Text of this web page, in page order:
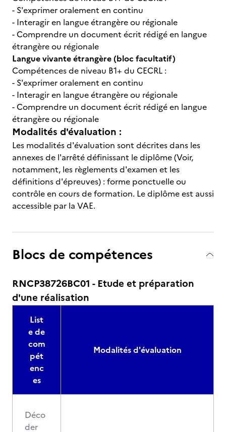
- S'exprimer oralement en continu
- Interagir en langue étrangère ou régionale
- Comprendre un document écrit rédigé en langue
étrangère ou régionale
Langue vivante étrangère (bloc facultatif)
Compétences de niveau B1+ du CECRL :
- S'exprimer oralement en continu
- Interagir en langue étrangère ou régionale
- Comprendre un document écrit rédigé en langue
étrangère ou régionale
Modalités d'évaluation :
Les modalités d'évaluation sont décrites dans les
annexes de l'arrêté définissant le diplôme (Voir,
notamment, les règlements d'examen et les
définitions d'épreuves) : forme ponctuelle ou
contrôle en cours de formation. Le diplôme est aussi
accessible par la VAE.
Blocs de compétences
RNCP38726BC01 - Etude et préparation
d'une réalisation
List
e de
com
pét
enc
es
Modalités d'évaluation
Déco
der